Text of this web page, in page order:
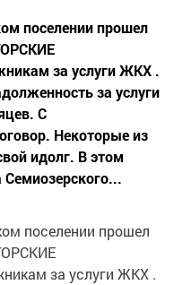
поселении прошел
за услуги ЖКХ .
за услуги
С
Некоторые из
идолг. В этом
Семиозерского...
поселении прошел
за услуги ЖКХ .